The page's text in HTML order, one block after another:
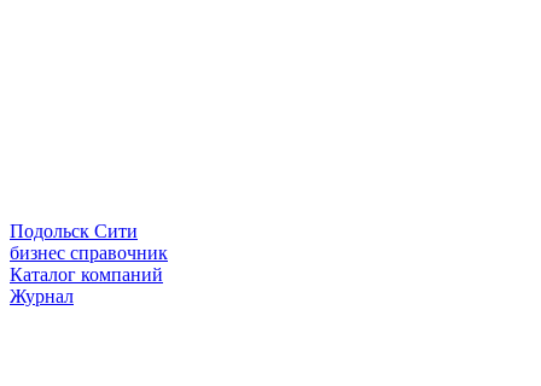
Подольск Сити
бизнес справочник
Каталог компаний
Журнал